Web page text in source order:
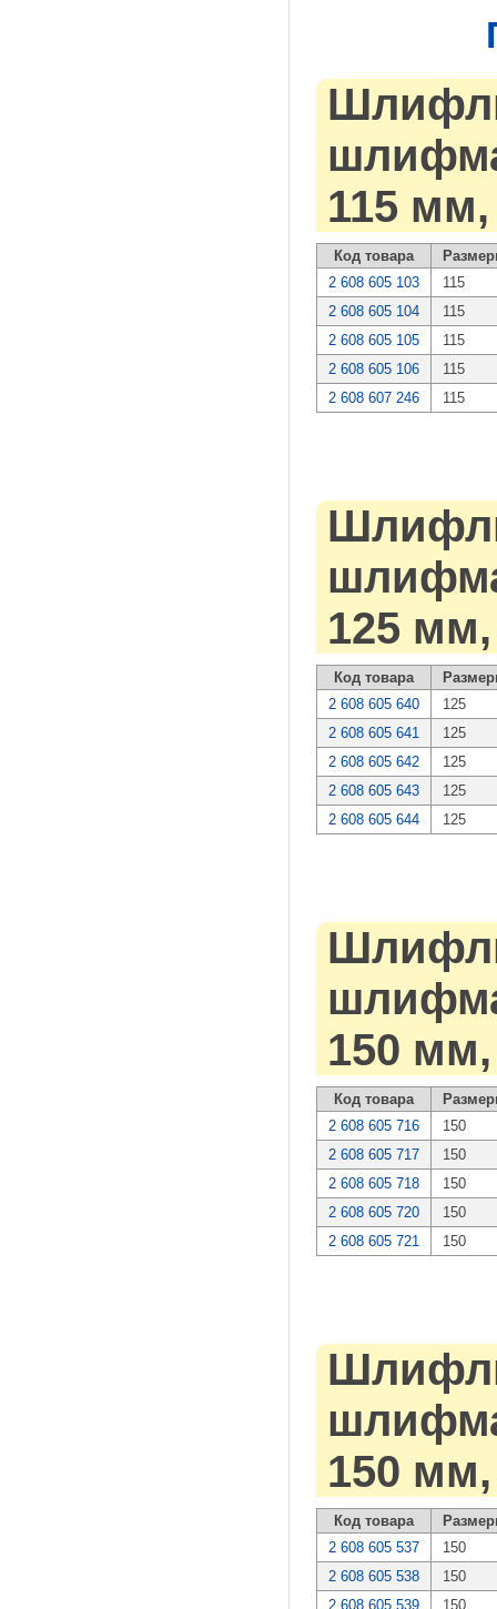
115 мм,
Код товара
2 608 605 103
115
2 608 605 104
115
2 608 605 105
115
2 608 605 106
115
2 608 607 246
115
125 мм,
Код товара
2 608 605 640
125
2 608 605 641
125
2 608 605 642
125
2 608 605 643
125
2 608 605 644
125
150 мм,
Код товара
2 608 605 716
150
2 608 605 717
150
2 608 605 718
150
2 608 605 720
150
2 608 605 721
150
150 мм,
Код товара
2 608 605 537
150
2 608 605 538
150
2 608 605 539
150